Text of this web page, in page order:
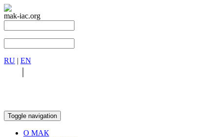
mak-iac.org
RU | EN
|
Toggle navigation
О МАК